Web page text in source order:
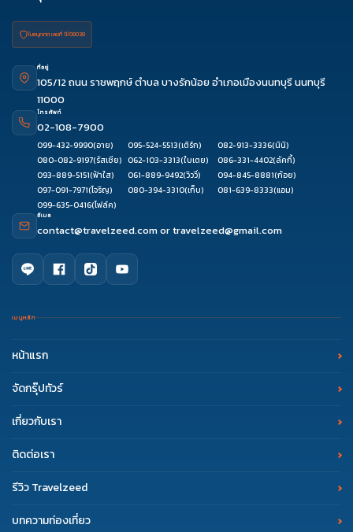
ใบอนุญาต เลขที่ 11/08038
ที่อยู่
105/12 ถนน ราชพฤกษ์ ตำบล บางรักน้อย อำเภอเมืองนนทบุรี นนทบุรี
11000
โทรศัพท์
02-108-7900
099-432-9990(อาย) 095-524-5513(เติร์ก) 082-913-3336(นินิ)
080-082-9197(รัสเซีย) 062-103-3313(ใบเตย) 086-331-4402(ลัคกี้)
093-889-5151(ฟ้าใส) 061-889-9492(วิววี่) 094-845-8881(ก้อย)
097-091-7971(โจริญ) 080-394-3310(เก็บ) 081-639-8333(แอม)
099-635-0416(โฟล์ค)
อีเมล
contact@travelzeed.comortravelzeed@gmail.com
เมนูหลัก
หน้าแรก
จัดกรุ๊ปทัวร์
เกี่ยวกับเรา
ติดต่อเรา
รีวิว Travelzeed
บทความท่องเที่ยว